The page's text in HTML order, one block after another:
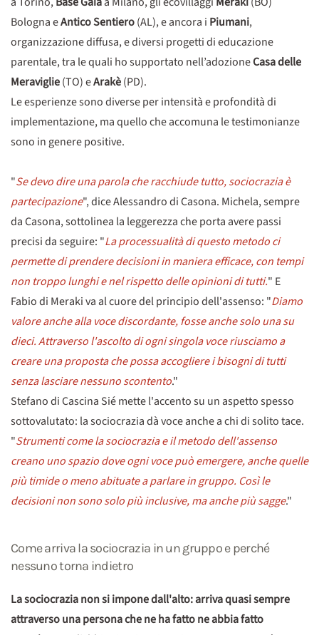
Bologna eAntico Sentiero(AL), e ancora i Piumani,
organizzazione diffusa, e diversi progetti di educazione
parentale, tra le quali ho supportato nell’adozioneCasa delle
Meraviglie(TO) eArakè(PD).
Le esperienze sono diverse per intensità e profondità di
implementazione, ma quello che accomuna le testimonianze
sono in genere positive.
"Se devo dire una parola che racchiude tutto, sociocrazia è
partecipazione", dice Alessandro di Casona. Michela, sempre
da Casona, sottolinea la leggerezza che porta avere passi
precisi da seguire: "La processualità di questo metodo ci
permette di prendere decisioni in maniera efficace, con tempi
non troppo lunghi e nel rispetto delle opinioni di tutti." E
Fabio di Meraki va al cuore del principio dell'assenso: "Diamo
valore anche alla voce discordante, fosse anche solo una su
dieci. Attraverso l'ascolto di ogni singola voce riusciamo a
creare una proposta che possa accogliere i bisogni di tutti
senza lasciare nessuno scontento."
Stefano di Cascina Sié mette l'accento su un aspetto spesso
sottovalutato: la sociocrazia dà voce anche a chi di solito tace.
"Strumenti come la sociocrazia e il metodo dell'assenso
creano uno spazio dove ogni voce può emergere, anche quelle
più timide o meno abituate a parlare in gruppo. Così le
decisioni non sono solo più inclusive, ma anche più sagge."
Come arriva la sociocrazia in un gruppo e perché
nessuno torna indietro
La sociocrazia non si impone dall'alto: arriva quasi sempre
attraverso una persona che ne ha fatto ne abbia fatto